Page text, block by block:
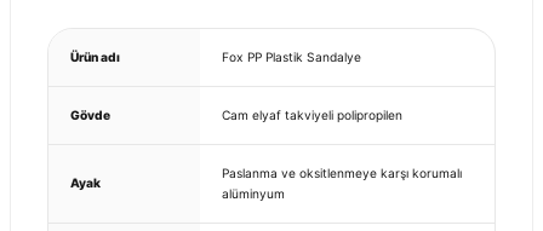
Ürün adı Fox PP Plastik Sandalye
Gövde Cam elyaf takviyeli polipropilen
Ayak
Paslanma ve oksitlenmeye karşı korumalı
alüminyum